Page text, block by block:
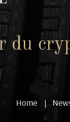
du
Home |